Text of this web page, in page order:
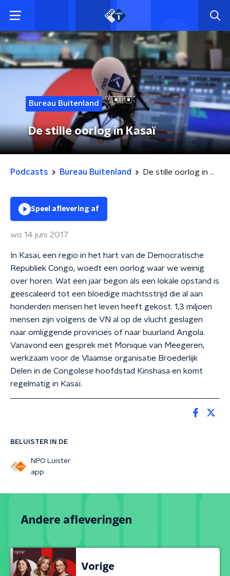
Bureau Buitenland
De stille oorlog in Kasaï
Podcasts Bureau Buitenland De stille oorlog in Kasaï
BELUISTER IN DE
NPO Luister
app
Speel aflevering af
wo 14 juni 2017
In Kasaï, een regio in het hart van de Democratische
Republiek Congo, woedt een oorlog waar we weinig
over horen. Wat een jaar begon als een lokale opstand is
geëscaleerd tot een bloedige machtsstrijd die al aan
honderden mensen het leven heeft gekost. 1,3 miljoen
mensen zijn volgens de VN al op de vlucht geslagen
naar omliggende provincies of naar buurland Angola.
Vanavond een gesprek met Monique van Meegeren,
werkzaam voor de Vlaamse organisatie Broederlijk
Delen in de Congolese hoofdstad Kinshasa en komt
regelmatig in Kasaï.
Andere afleveringen
Vorige